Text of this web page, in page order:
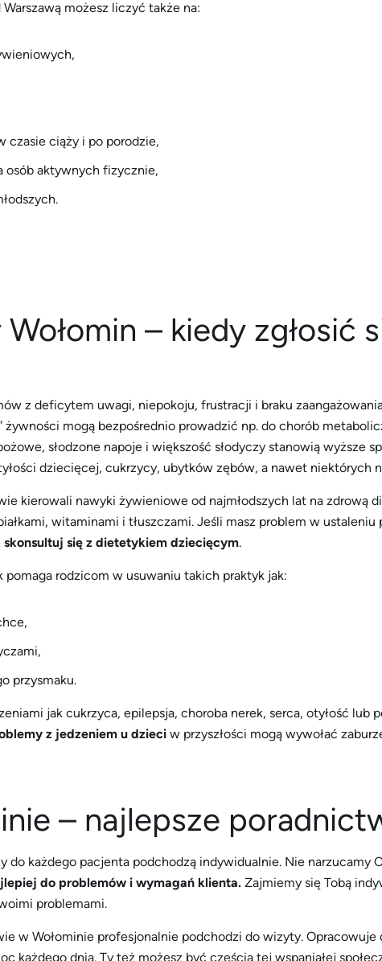
Warszawą możesz liczyć także na:
czasie ciąży i po porodzie,
osób aktywnych fizycznie,
– kiedy zgłosić
z deficytem uwagi, niepokoju, frustracji i braku
mogą bezpośrednio prowadzić np. do chorób
słodzone napoje i większość słodyczy stanowią wyższe
dziecięcej, cukrzycy, ubytków zębów, a nawet niektórych
kierowali nawyki żywieniowe od najmłodszych lat na zdrową
witaminami i tłuszczami. Jeśli masz problem w ustaleniu
skonsultuj się z dietetykiem dziecięcym.
rodzicom w usuwaniu takich praktyk jak:
przysmaku.
jak cukrzyca, epilepsja, choroba nerek, serca, otyłość
z jedzeniem u dzieci w przyszłości mogą wywołać
– najlepsze
do każdego pacjenta podchodzą indywidualnie. Nie
do problemów i wymagań klienta. Zajmiemy się Tobą
problemami.
w Wołominie profesjonalnie podchodzi do wizyty.
każdego dnia. Ty też możesz być częścią tej wspaniałej